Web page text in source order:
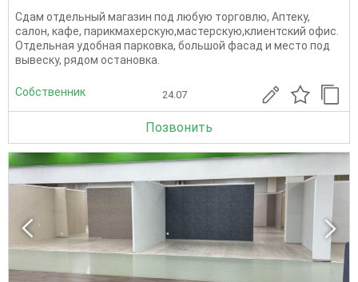
Сдам отдельный магазин под любую торговлю, Аптеку,
салон, кафе, парикмахерскую,мастерскую,клиентский офис.
Отдельная удобная парковка, большой фасад и место под
вывеску, рядом остановка.
Собственник 24.07
Позвонить